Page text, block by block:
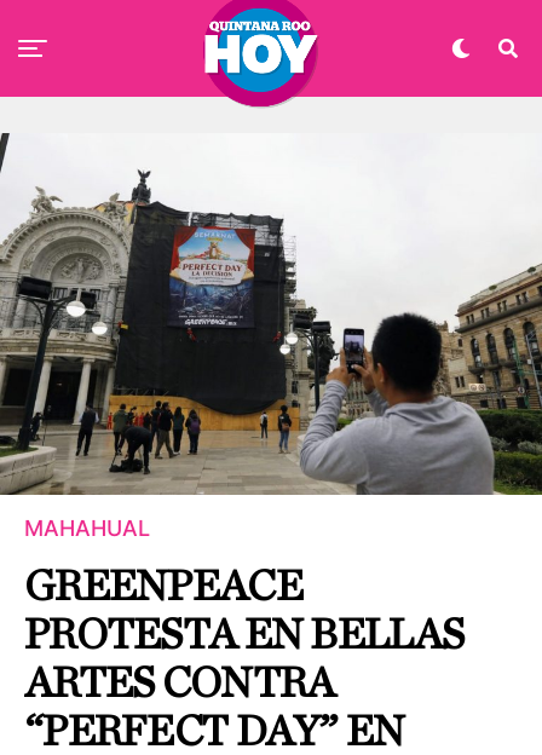
MAHAHUAL
GREENPEACE
PROTESTA EN BELLAS
ARTES CONTRA
“PERFECT DAY” EN